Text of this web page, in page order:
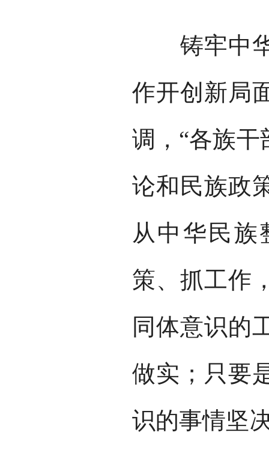
铸牢中华
作开创新局
调，“各族
论和民族政
从中华民族
策、抓工作
同体意识的
做实；只要
识的事情坚